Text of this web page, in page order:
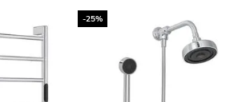
-25%